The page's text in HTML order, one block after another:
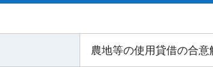
農地等の使用貸借の合意